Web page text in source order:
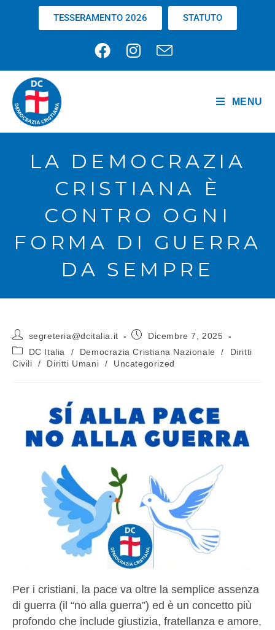
TESSERAMENTO 2026 STATUTO
MENU
LA DEMOCRAZIA
CRISTIANA È
CONTRO OGNI
FORMA DI GUERRA
DA SEMPRE
segreteria@dcitalia.it
Dicembre 7, 2025
DC Italia
/ Democrazia Cristiana Nazionale /
Diritti
Civili
/ Diritti Umani / Uncategorized
Per i cristiani, la pace va oltre la semplice assenza
di guerra (il “no alla guerra”) ed è un concetto più
profondo che include giustizia, fratellanza e amore,